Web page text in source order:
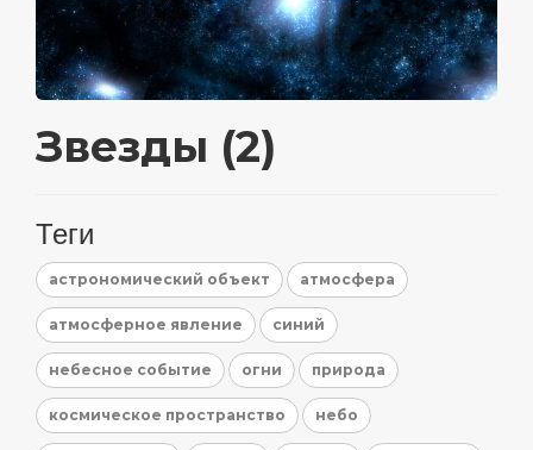
Звезды (2)
Теги
астрономический объект атмосфера
атмосферное явление синий
небесное событие огни природа
космическое пространство небо